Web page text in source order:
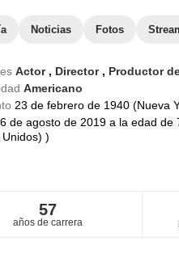
Noticias Fotos
Actor , Director , Productor
Americano
23 de febrero de 1940 (Nueva
de agosto de 2019 a la edad de
)
57
años de carrera